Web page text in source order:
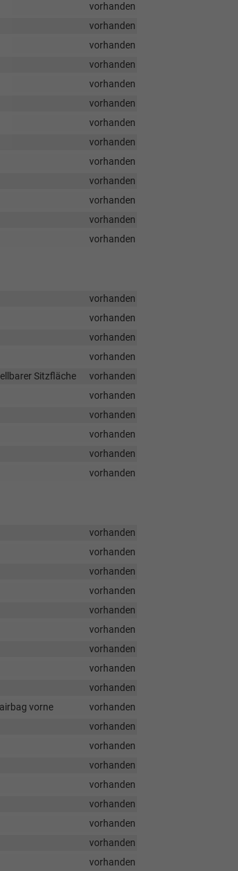
vorhanden
vorhanden
vorhanden
vorhanden
vorhanden
vorhanden
vorhanden
vorhanden
vorhanden
vorhanden
vorhanden
vorhanden
vorhanden
vorhanden
vorhanden
vorhanden
vorhanden
Sitzfläche
vorhanden
vorhanden
vorhanden
vorhanden
vorhanden
vorhanden
vorhanden
vorhanden
vorhanden
vorhanden
vorhanden
vorhanden
vorhanden
vorhanden
vorhanden
vorne
vorhanden
vorhanden
vorhanden
vorhanden
vorhanden
vorhanden
vorhanden
vorhanden
vorhanden